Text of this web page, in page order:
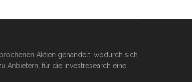
Aktien gehandelt, wodurch sich
Anbietern, für die investresearch eine